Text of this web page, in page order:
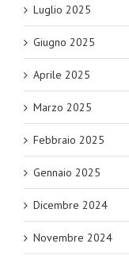
Luglio 2025
Giugno 2025
Aprile 2025
Marzo 2025
Febbraio 2025
Gennaio 2025
Dicembre 2024
Novembre 2024